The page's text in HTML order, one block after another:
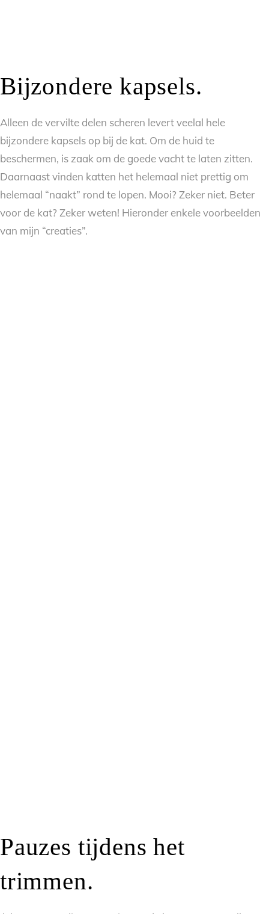
Bijzondere kapsels.
Alleen de vervilte delen scheren levert veelal hele
bijzondere kapsels op bij de kat. Om de huid te
beschermen, is zaak om de goede vacht te laten zitten.
Daarnaast vinden katten het helemaal niet prettig om
helemaal “naakt” rond te lopen. Mooi? Zeker niet. Beter
voor de kat? Zeker weten! Hieronder enkele voorbeelden
van mijn “creaties”.
Pauzes tijdens het
trimmen.